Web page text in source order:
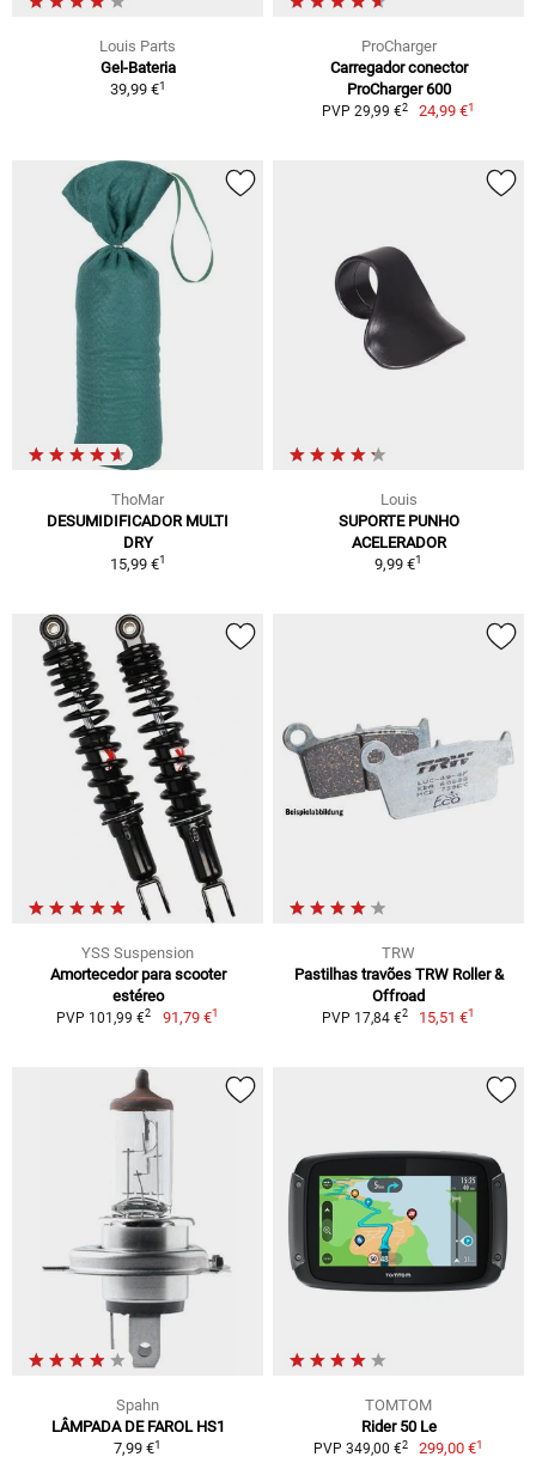
Louis Parts
Gel-Bateria
39,99 €1
ProCharger
Carregador conector
ProCharger 600
PVP 29,99 €2 24,99 €1
ThoMar
DESUMIDIFICADOR MULTI
DRY
15,99 €1
Louis
SUPORTE PUNHO
ACELERADOR
9,99 €1
YSS Suspension
Amortecedor para scooter
estéreo
PVP 101,99 €2 91,79 €1
TRW
Pastilhas travões TRW Roller &
Offroad
PVP 17,84 €2 15,51 €1
Spahn
LÂMPADA DE FAROL HS1
7,99 €1
TOMTOM
Rider 50 Le
PVP 349,00 €2 299,00 €1